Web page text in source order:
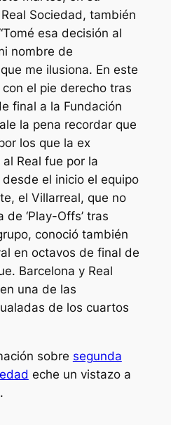
Sociedad, también
esa decisión al
nombre de
me ilusiona. En este
el pie derecho tras
final a la Fundación
la pena recordar que
los que la ex
Real fue por la
el inicio el equipo
el Villarreal, que no
‘Play-Offs’ tras
conoció también
en octavos de final de
Barcelona y Real
una de las
de los cuartos
sobre segunda
eche un vistazo a